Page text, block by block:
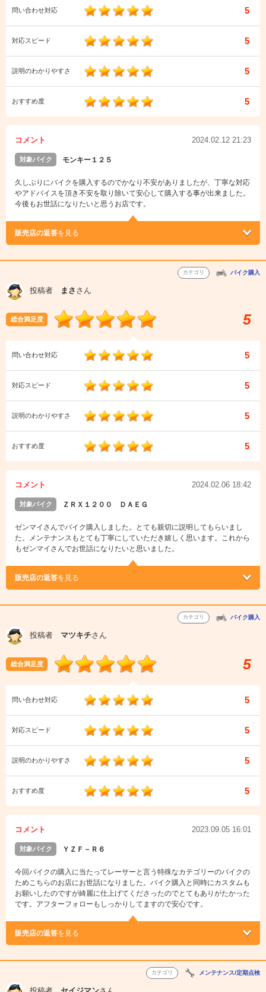
問い合わせ対応 5
対応スピード 5
説明のわかりやすさ 5
おすすめ度 5
コメント 2024.02.12 21:23
対象バイク モンキー１２５
久しぶりにバイクを購入するのでかなり不安がありましたが、丁寧な対応
やアドバイスを頂き不安を取り除いて安心して購入する事が出来ました。
今後もお世話になりたいと思うお店です。
販売店の返答を見る
カテゴリ バイク購入
投稿者 まさ さん
総合満足度 5
問い合わせ対応 5
対応スピード 5
説明のわかりやすさ 5
おすすめ度 5
コメント 2024.02.06 18:42
対象バイク ＺＲＸ１２００ ＤＡＥＧ
ゼンマイさんでバイク購入しました。とても親切に説明してもらいまし
た。メンテナンスもとても丁寧にしていただき嬉しく思います。これから
もゼンマイさんでお世話になりたいと思いました。
販売店の返答を見る
カテゴリ バイク購入
投稿者 マツキチさん
総合満足度 5
問い合わせ対応 5
対応スピード 5
説明のわかりやすさ 5
おすすめ度 5
コメント 2023.09.05 16:01
対象バイク ＹＺＦ－Ｒ６
今回バイクの購入に当たってレーサーと言う特殊なカテゴリーのバイクの
ためこちらのお店にお世話になりました。バイク購入と同時にカスタムも
お願いしたのですが綺麗に仕上げてくださったのでとてもありがたかった
です。アフターフォローもしっかりしてますので安心です。
販売店の返答を見る
カテゴリ メンテナンス/定期点検